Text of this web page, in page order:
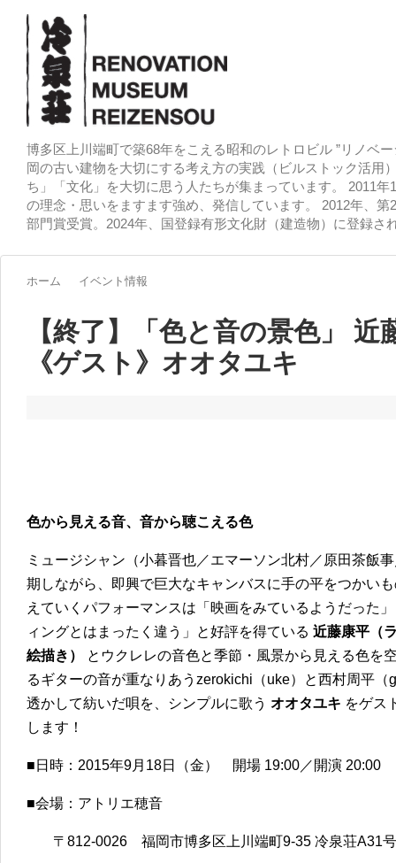
博多区上川端町で築68年をこえる昭和のレトロビル ”リノベ
岡の古い建物を大切にする考え方の実践（ビルストック活用
ち」「文化」を大切に思う人たちが集まっています。 2011
の理念・思いをますます強め、発信しています。 2012年、
部門賞受賞。2024年、国登録有形文化財（建造物）に登録さ
ホーム イベント情報
【終了】「色と音の景色」 近
《ゲスト》オオタユキ
色から見える音、音から聴こえる色
ミュージシャン（小暮晋也／エマーソン北村／原田茶飯
期しながら、即興で巨大なキャンバスに手の平をつかい
えていくパフォーマンスは「映画をみているようだった
ィングとはまったく違う」と好評を得ている 近藤康平（
絵描き）
とウクレレの音色と季節・風景から見える色を
るギターの音が重なりあうzerokichi（uke）と西村周平（
透かして紡いだ唄を、シンプルに歌う オオタユキ をゲス
します！
■日時：2015年9月18日（金） 開場 19:00／開演 20:00
■会場：アトリエ穂音
〒812-0026 福岡市博多区上川端町9-35 冷泉荘A31号